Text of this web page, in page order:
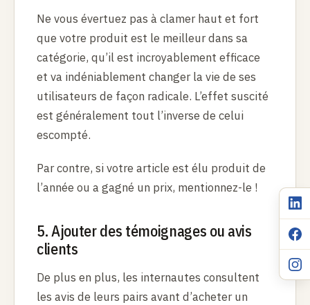
Ne vous évertuez pas à clamer haut et fort
que votre produit est le meilleur dans sa
catégorie, qu’il est incroyablement efficace
et va indéniablement changer la vie de ses
utilisateurs de façon radicale. L’effet suscité
est généralement tout l’inverse de celui
escompté.
Par contre, si votre article est élu produit de
l’année ou a gagné un prix, mentionnez-le !
5. Ajouter des témoignages ou avis
clients
De plus en plus, les internautes consultent
les avis de leurs pairs avant d’acheter un